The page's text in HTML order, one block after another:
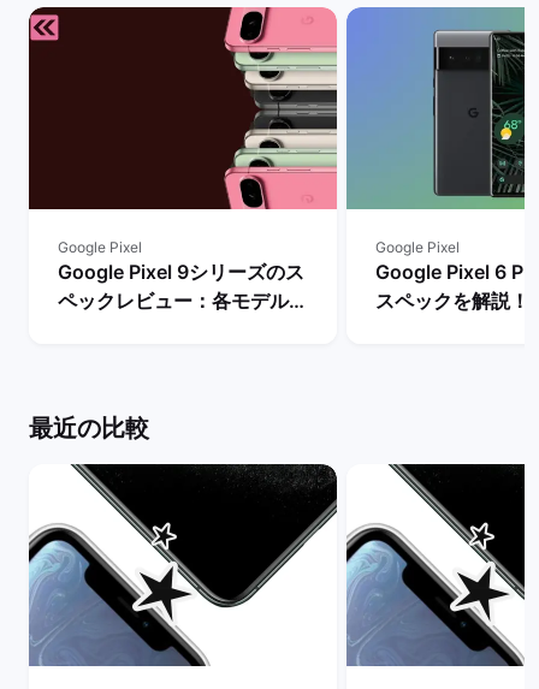
Google Pixel
Google Pixel 9シリーズのス
ペックレビュー：各モデルの
Google Pixel
Google Pixel 6
スペックを解説！
最近の比較